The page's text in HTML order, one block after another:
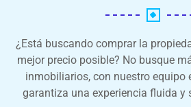
¿Está buscando comprar la
mejor precio posible? No busque
inmobiliarios, con nuestro equipo
garantiza una experiencia fluida y